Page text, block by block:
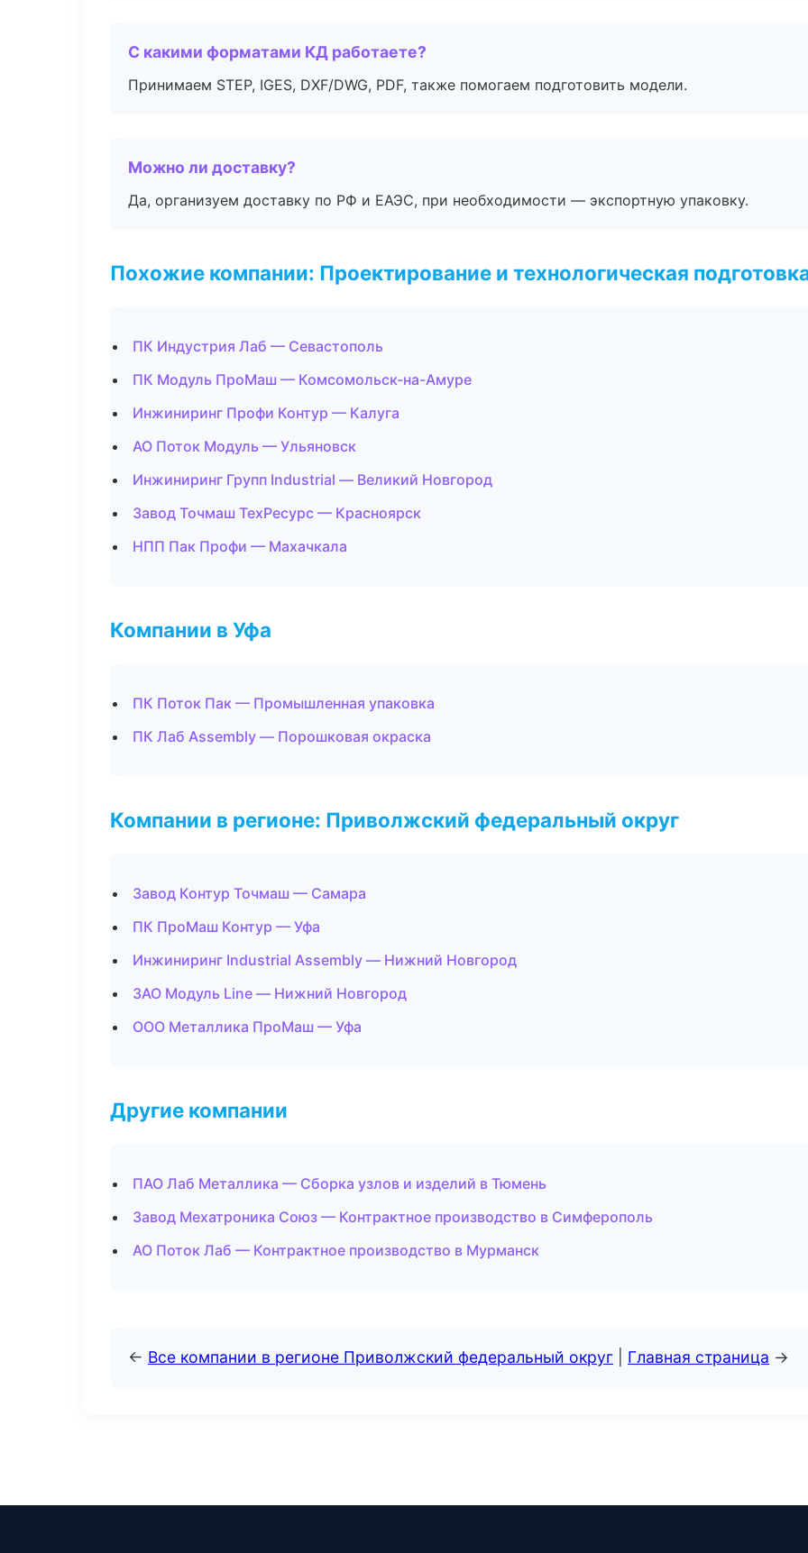
С какими форматами КД работаете?
Принимаем STEP, IGES, DXF/DWG, PDF, также помогаем подготовить модели.
Можно ли доставку?
Да, организуем доставку по РФ и ЕАЭС, при необходимости — экспортную упаковку.
Похожие компании: Проектирование и технологическая
ПК Индустрия Лаб — Севастополь
ПК Модуль ПроМаш — Комсомольск-на-Амуре
Инжиниринг Профи Контур — Калуга
АО Поток Модуль — Ульяновск
Инжиниринг Групп Industrial — Великий Новгород
Завод Точмаш ТехРесурс — Красноярск
НПП Пак Профи — Махачкала
Компании в Уфа
ПК Поток Пак — Промышленная упаковка
ПК Лаб Assembly — Порошковая окраска
Компании в регионе: Приволжский федеральный округ
Завод Контур Точмаш — Самара
ПК ПроМаш Контур — Уфа
Инжиниринг Industrial Assembly — Нижний Новгород
ЗАО Модуль Line — Нижний Новгород
ООО Металлика ПроМаш — Уфа
Другие компании
ПАО Лаб Металлика — Сборка узлов и изделий в Тюмень
Завод Мехатроника Союз — Контрактное производство в Симферополь
АО Поток Лаб — Контрактное производство в Мурманск
← Все компании в регионе Приволжский федеральный округ Главная страница →